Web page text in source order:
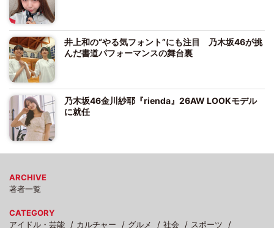
井上和の“やる気フォント”にも注目 乃木坂46が挑
んだ書道パフォーマンスの舞台裏
乃木坂46金川紗耶『rienda』26AW LOOKモデル
に就任
ARCHIVE
著者一覧
CATEGORY
アイドル・芸能
カルチャー グルメ 社会 スポーツ